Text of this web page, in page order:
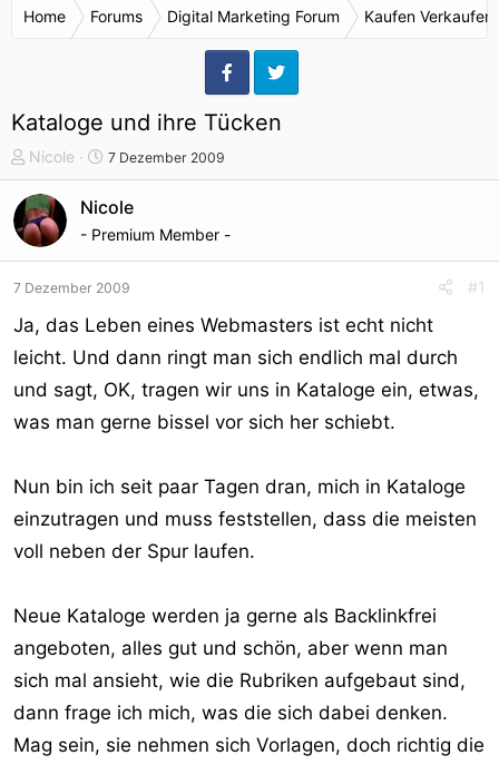
Home Forums Digital Marketing Forum Kaufen Verkaufen
Kataloge und ihre Tücken
T
h
e
m
e
s
t
r
t
r
Nicole
S
t
a
a
t
m
7 Dezember 2009
Nicole
- Premium Member -
7 Dezember 2009 #1
Ja, das Leben eines Webmasters ist echt nicht
leicht. Und dann ringt man sich endlich mal durch
und sagt, OK, tragen wir uns in Kataloge ein, etwas,
was man gerne bissel vor sich her schiebt.
Nun bin ich seit paar Tagen dran, mich in Kataloge
einzutragen und muss feststellen, dass die meisten
voll neben der Spur laufen.
Neue Kataloge werden ja gerne als Backlinkfrei
angeboten, alles gut und schön, aber wenn man
sich mal ansieht, wie die Rubriken aufgebaut sind,
dann frage ich mich, was die sich dabei denken.
Mag sein, sie nehmen sich Vorlagen, doch richtig die